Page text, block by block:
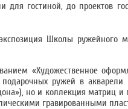
для гостиной, до проектов
Школы ружейного
«Художественное
подарочных ружей в
но и коллекция матриц и
гравированными